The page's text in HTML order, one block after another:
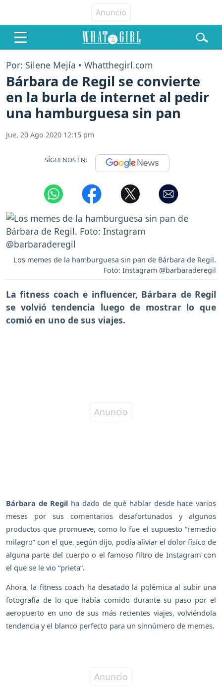
Por: Silene Mejía • Whatthegirl.com
Bárbara de Regil se convierte
en la burla de internet al pedir
una hamburguesa sin pan
Jue, 20 Ago 2020 12:15 pm
SÍGUENOS EN:
Los memes de la hamburguesa sin pan de Bárbara de Regil.
Foto: Instagram @barbaraderegil
La fitness coach e influencer, Bárbara de Regil
se volvió tendencia luego de mostrar lo que
comió en uno de sus viajes.
Bárbara de Regil ha dado de qué hablar desde hace varios
meses por sus comentarios desafortunados y algunos
productos que promueve, como lo fue el supuesto “remedio
milagro” con el que, según dijo, podía aliviar el dolor físico de
alguna parte del cuerpo o el famoso filtro de Instagram con
el que se le vio “prieta”.
Ahora, la fitness coach ha desatado la polémica al subir una
fotografía de lo que había comido durante su paso por el
aeropuerto en uno de sus más recientes viajes, volviéndola
tendencia y el blanco perfecto para un sinnúmero de memes.